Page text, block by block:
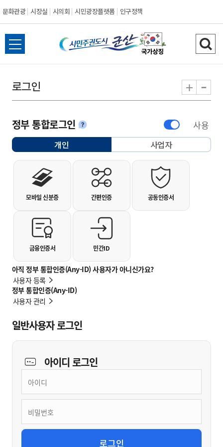
문화관광 시장실 시의회 시민광장플랫폼 인구정책
시민주권도시 군
전체메뉴 열기 검
로그인 + -
정부 통합로그인안내 사용
아직 정부 통합인증(Any-ID) 사용자가 아니신가요?
사용자 등록
정부 통합인증(Any-ID)
사용자 관리
개인선택됨 사업자
개인사용자 로그인
모바일 신분증 간편인증 공동인증서
금융인증서 민간ID
일반사용자 로그인
아이디로그인